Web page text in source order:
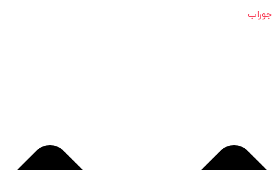
جوراب